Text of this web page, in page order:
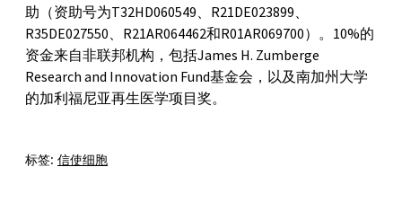
助（资助号为T32HD060549、R21DE023899、
R35DE027550、R21AR064462和R01AR069700）。10%的
资金来自非联邦机构，包括James H. Zumberge
Research and Innovation Fund基金会，以及南加州大学
的加利福尼亚再生医学项目奖。
标签: 信使细胞